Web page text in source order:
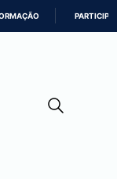
PARTICIPE